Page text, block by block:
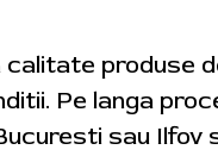
produse
Pe langa
sau